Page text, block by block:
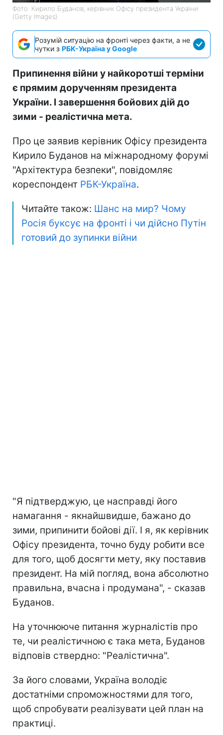
Фото: Кирило Буданов, керівник Офісу президента України
(Getty Images)
Розумій ситуацію на фронті через факти, а не
чутки з РБК-Україна у Google
Припинення війни у найкоротші терміни
є прямим дорученням президента
України. І завершення бойових дій до
зими - реалістична мета.
Про це заявив керівник Офісу президента
Кирило Буданов на міжнародному форумі
"Архітектура безпеки", повідомляє
кореспондент РБК-Україна.
Читайте також: Шанс на мир? Чому
Росія буксує на фронті і чи дійсно Путін
готовий до зупинки війни
"Я підтверджую, це насправді його
намагання - якнайшвидше, бажано до
зими, припинити бойові дії. І я, як керівник
Офісу президента, точно буду робити все
для того, щоб досягти мету, яку поставив
президент. На мій погляд, вона абсолютно
правильна, вчасна і продумана", - сказав
Буданов.
На уточнююче питання журналістів про
те, чи реалістичною є така мета, Буданов
відповів ствердно: "Реалістична".
За його словами, Україна володіє
достатніми спроможностями для того,
щоб спробувати реалізувати цей план на
практиці.